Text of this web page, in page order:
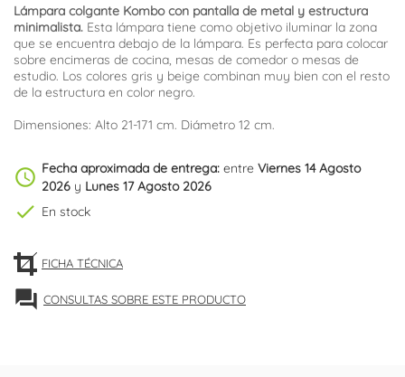
Lámpara colgante Kombo con pantalla de metal y estructura
minimalista. Esta lámpara tiene como objetivo iluminar la zona
que se encuentra debajo de la lámpara. Es perfecta para colocar
sobre encimeras de cocina, mesas de comedor o mesas de
estudio. Los colores gris y beige combinan muy bien con el resto
de la estructura en color negro.
Dimensiones: Alto 21-171 cm. Diámetro 12 cm.
schedule Fecha aproximada de entrega: entre Viernes 14 Agosto
2026 y Lunes 17 Agosto 2026
check En stock
FICHA TÉCNICA
forum CONSULTAS SOBRE ESTE PRODUCTO